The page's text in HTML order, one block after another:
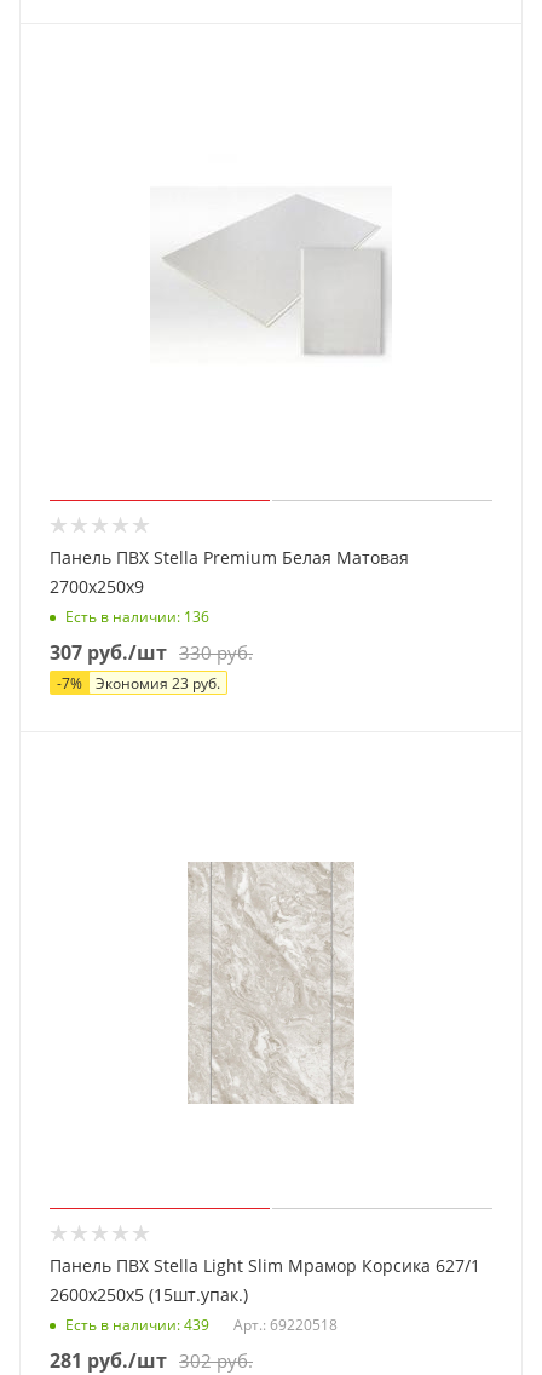
Панель ПВХ Stella Premium Белая Матовая
2700х250х9
Есть в наличии: 136
307 руб./шт 330руб.
-7% Экономия 23 руб.
Панель ПВХ Stella Light Slim Мрамор Корсика 627/1
2600х250х5 (15шт.упак.)
Есть в наличии: 439 Арт.: 69220518
281 руб./шт 302руб.